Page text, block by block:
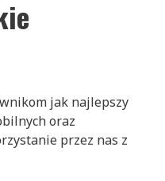
jak najlepszy
oraz
przez nas z